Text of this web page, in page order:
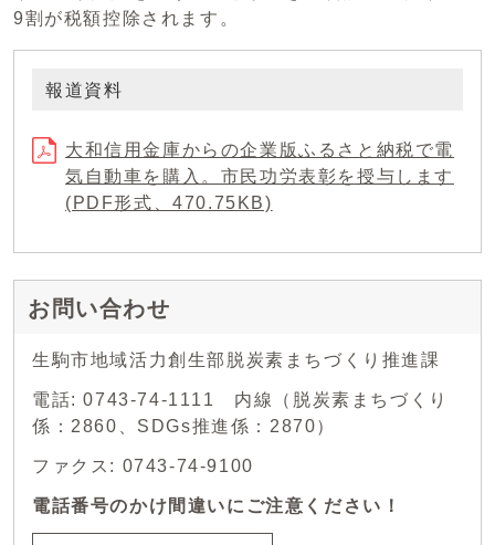
9割が税額控除されます。
報道資料
大和信用金庫からの企業版ふるさと納税で電
気自動車を購入。市民功労表彰を授与します
(PDF形式、470.75KB)
お問い合わせ
生駒市地域活力創生部脱炭素まちづくり推進課
電話: 0743-74-1111 内線（脱炭素まちづくり
係：2860、SDGs推進係：2870）
ファクス: 0743-74-9100
電話番号のかけ間違いにご注意ください！